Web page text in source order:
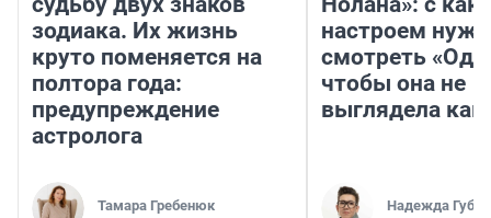
зодиака. Их жизнь
круто поменяется на
полтора года:
предупреждение
астролога
Тамара Гребенюк
настроем
смотреть
чтобы она не
выглядела как
Надежда